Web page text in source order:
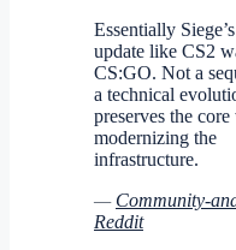
Essentially
update like CS2
CS:GO. Not a
a technical
preserves the
modernizing the
infrastructure.
— Community-
Reddit